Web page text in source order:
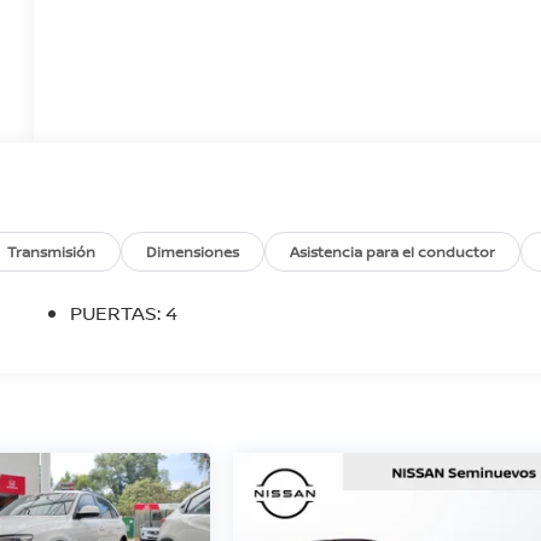
Transmisión Dimensiones Asistencia para el conductor
PUERTAS: 4